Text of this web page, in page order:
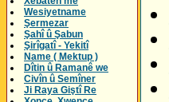
Wesiyetname
Şermezar
Şahî û Şabun
Şirîgatî - Yekitî
Name ( Mektup )
Dîtin û Ramanê we
Civîn û Semîner
Ji Raya Giştî Re